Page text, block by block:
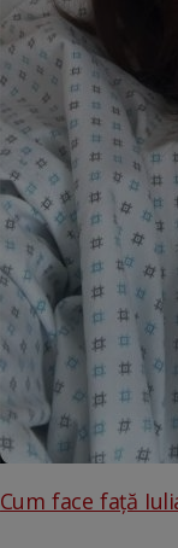
Cum face față